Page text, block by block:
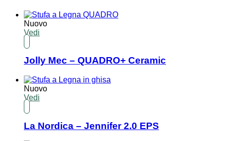
Nuovo
Vedi
Jolly Mec – QUADRO+ Ceramic
Nuovo
Vedi
La Nordica – Jennifer 2.0 EPS